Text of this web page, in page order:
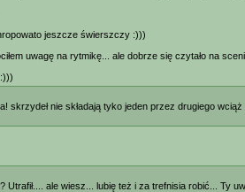
jeszcze świerszczy :)))
uwagę na rytmikę... ale dobrze się czytało na
nie składają tyko jeden przez drugiego
Utrafił.... ale wiesz... lubię też i za trefnisia robić... Ty